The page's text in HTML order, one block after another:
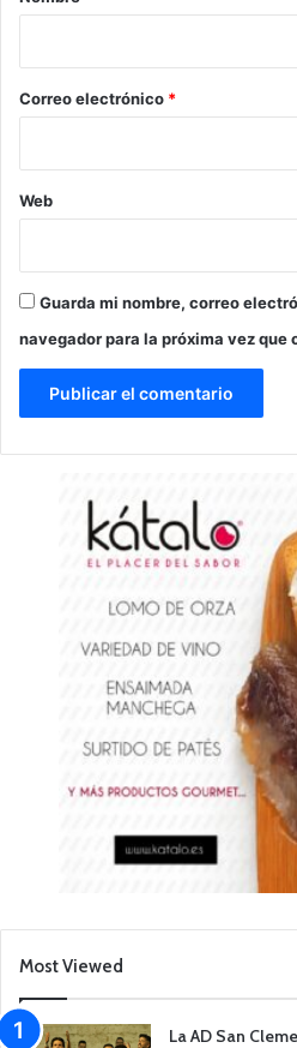
*
Correo electrónico *
Web
Guarda mi nombre, correo
navegador para la próxima vez que
Most Viewed
La AD San